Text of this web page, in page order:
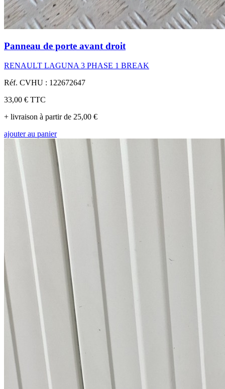
Panneau de porte avant droit
RENAULT LAGUNA 3 PHASE 1 BREAK
Réf. CVHU : 122672647
33,00 € TTC
+ livraison à partir de 25,00 €
ajouter au panier